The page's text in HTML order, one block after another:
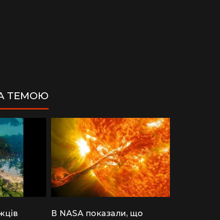
ДІМ
рослину не посаджу": як кияни
ТЕМОЮ
В NASA показали, що